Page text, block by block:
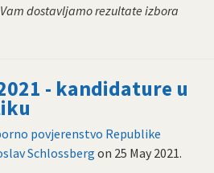
dostavljamo rezultate izbora
- kandidature u
povjerenstvo Republike
Schlossbergon 25 May 2021.